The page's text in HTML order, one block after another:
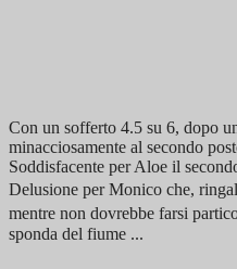
Con un sofferto 4.5 su 6, dopo
minacciosamente al secondo
Soddisfacente per Aloe il
Delusione per Monico che,
mentre non dovrebbe farsi
sponda del fiume ...